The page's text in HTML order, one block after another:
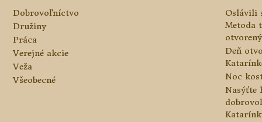
Dobrovoľníctvo
Družiny
Práca
Verejné akcie
Veža
Všeobecné
Oslávili
Metoda
Deň
Noc
Nasýťte